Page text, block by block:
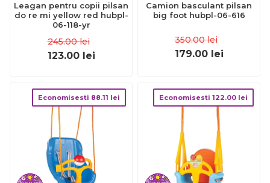
Leagan pentru copii pilsan
do re mi yellow red hubpl-
06-118-yr
245.00 lei
123.00 lei
Camion basculant pilsan
big foot hubpl-06-616
350.00 lei
179.00 lei
Economisesti 88.11 lei Economisesti 122.00 lei